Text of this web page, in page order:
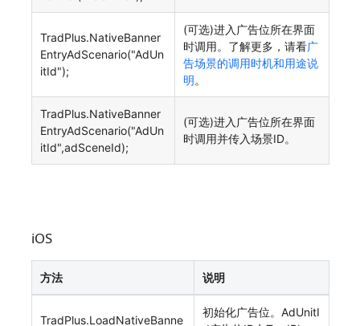
TradPlus.NativeBanner
EntryAdScenario("AdUn
itId");
(可选)进入广告位所在界面
时调用。了解更多，请看广
告场景的调用时机和用途说
明。
TradPlus.NativeBanner
EntryAdScenario("AdUn
itId",adSceneId);
(可选)进入广告位所在界面
时调用并传入场景ID。
iOS
方法 说明
TradPlus.LoadNativeBanne
初始化广告位。AdUnitI